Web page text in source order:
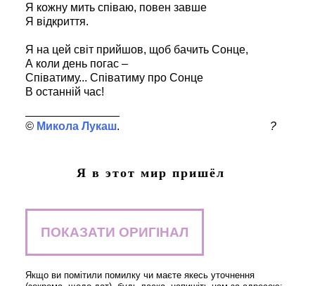
Я кожну мить співаю, повен завше
Я відкриття.
Я на цей світ прийшов, щоб бачить Сонце,
А коли день погас –
Співатиму... Співатиму про Сонце
В останній час!
Микола Лукаш ?
Я в этот мир пришёл
ПОКАЗАТИ ОРИГІНАЛ
Якщо ви помітили помилку чи маєте якесь уточнення